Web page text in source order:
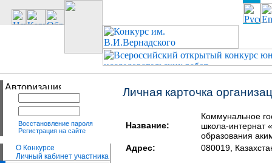
Восстановление пароля
Регистрация на сайте
О Конкурсе
Личный кабинет участника
Личная карточка
Название:
Коммунальное
школа-интернат
образования
Адрес:
080019,